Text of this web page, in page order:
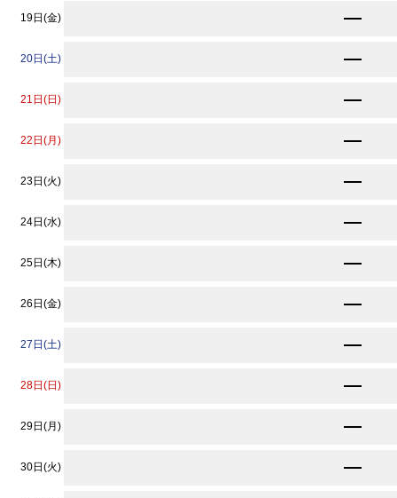
19日(金)
20日(土)
21日(日)
22日(月)
23日(火)
24日(水)
25日(木)
26日(金)
27日(土)
28日(日) ★
29日(月) ★
30日(火) ★